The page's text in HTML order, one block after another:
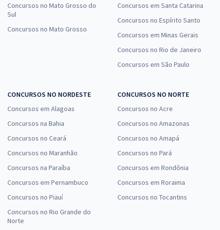
Concursos no Mato Grosso do
Sul
Concursos no Mato Grosso
Concursos em Santa Catarina
Concursos no Espírito Santo
Concursos em Minas Gerais
Concursos no Rio de Janeiro
Concursos em São Paulo
CONCURSOS NO NORDESTE
Concursos em Alagoas
Concursos na Bahia
Concursos no Ceará
Concursos no Maranhão
Concursos na Paraíba
Concursos em Pernambuco
Concursos no Piauí
Concursos no Rio Grande do
Norte
CONCURSOS NO NORTE
Concursos no Acre
Concursos no Amazonas
Concursos no Amapá
Concursos no Pará
Concursos em Rondônia
Concursos em Roraima
Concursos no Tocantins